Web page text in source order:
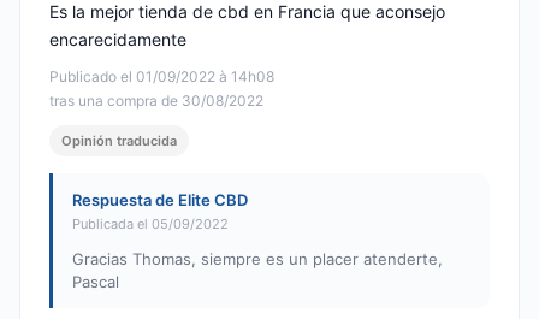
Publicado el 01/09/2022 à 14h08
tras una compra de 30/08/2022
Es la mejor tienda de cbd en Francia que aconsejo
encarecidamente
Opinión traducida
Respuesta de Elite CBD
Publicada el 05/09/2022
Gracias Thomas, siempre es un placer atenderte,
Pascal